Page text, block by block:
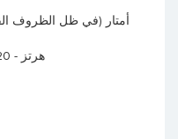
10 أمتار (في ظل الظروف
20 هرتز - 20 كيلو هرتز